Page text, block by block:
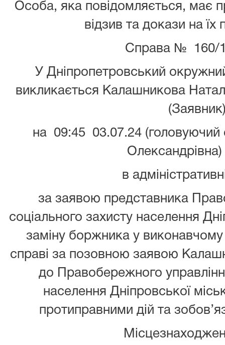
Особа, яка повідомляється, має
відзив та докази на їх
Справа № 160/
У Дніпропетровський
викликається Калашникова
на 09:45 03.07.24 (головуючий
в
за заявою представника
соціального захисту населення
заміну боржника у виконавчому
справі за позовною заявою
до Правобережного
населення Дніпровської
протиправними дій та